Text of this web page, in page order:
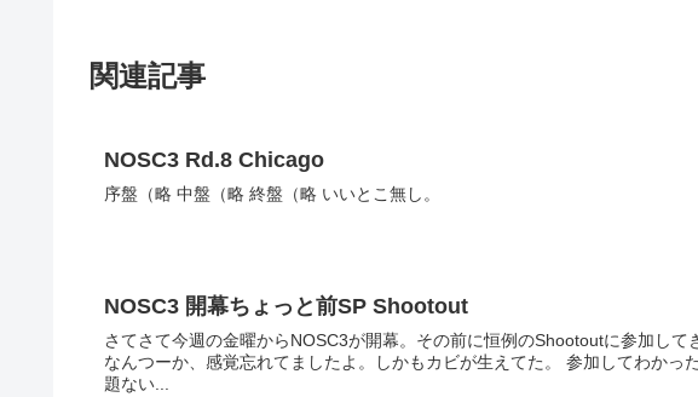
関連記事
NOSC3 Rd.8 Chicago
序盤（略 中盤（略 終盤（略 いいとこ無し。
NOSC3 開幕ちょっと前SP Shootout
さてさて今週の金曜からNOSC3が開幕。その前に恒例のShootoutに参加し
なんつーか、感覚忘れてましたよ。しかもカビが生えてた。 参加してわかったのが今のセットで前の車について行くには問
題ない...